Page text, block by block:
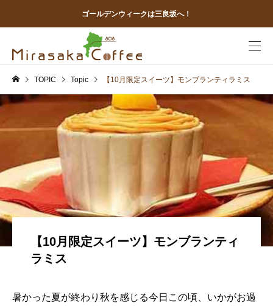
ゴールデンウィークは三良坂へ！
TOPIC Topic 【10月限定スイーツ】モンブランティラミス
【10月限定スイーツ】モンブランティ
ラミス
暑かった夏が終わり秋を感じる今日この頃、いかがお過